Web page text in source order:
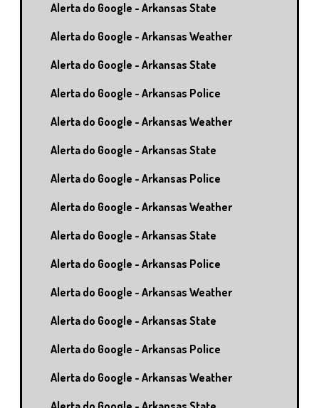
Alerta do Google - Arkansas State
Alerta do Google - Arkansas Weather
Alerta do Google - Arkansas State
Alerta do Google - Arkansas Police
Alerta do Google - Arkansas Weather
Alerta do Google - Arkansas State
Alerta do Google - Arkansas Police
Alerta do Google - Arkansas Weather
Alerta do Google - Arkansas State
Alerta do Google - Arkansas Police
Alerta do Google - Arkansas Weather
Alerta do Google - Arkansas State
Alerta do Google - Arkansas Police
Alerta do Google - Arkansas Weather